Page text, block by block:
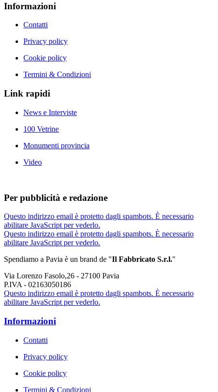
Informazioni
Contatti
Privacy policy
Cookie policy
Termini & Condizioni
Link rapidi
News e Interviste
100 Vetrine
Monumenti provincia
Video
Per pubblicità e redazione
Questo indirizzo email è protetto dagli spambots. È necessario
abilitare JavaScript per vederlo.
Questo indirizzo email è protetto dagli spambots. È necessario
abilitare JavaScript per vederlo.
Spendiamo a Pavia è un brand de "Il Fabbricato S.r.l."
Via Lorenzo Fasolo,26 - 27100 Pavia
P.IVA - 02163050186
Questo indirizzo email è protetto dagli spambots. È necessario
abilitare JavaScript per vederlo.
Informazioni
Contatti
Privacy policy
Cookie policy
Termini & Condizioni